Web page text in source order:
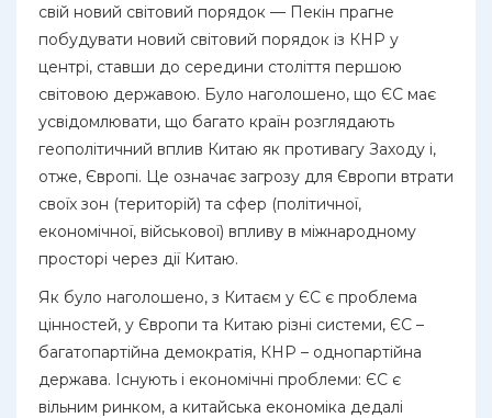
свій новий світовий порядок — Пекін прагне
побудувати новий світовий порядок із КНР у
центрі, ставши до середини століття першою
світовою державою. Було наголошено, що ЄС має
усвідомлювати, що багато країн розглядають
геополітичний вплив Китаю як противагу Заходу і,
отже, Європі. Це означає загрозу для Європи втрати
своїх зон (територій) та сфер (політичної,
економічної, військової) впливу в міжнародному
просторі через дії Китаю.
Як було наголошено, з Китаєм у ЄС є проблема
цінностей, у Європи та Китаю різні системи, ЄС –
багатопартійна демократія, КНР – однопартійна
держава. Існують і економічні проблеми: ЄС є
вільним ринком, а китайська економіка дедалі